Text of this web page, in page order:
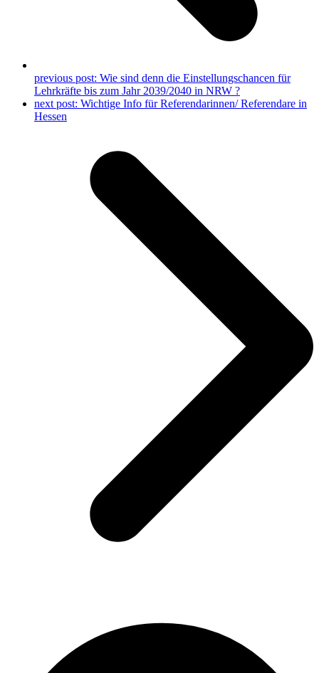
previous post: Wie sind denn die Einstellungschancen für
Lehrkräfte bis zum Jahr 2039/2040 in NRW ?
next post: Wichtige Info für Referendarinnen/ Referendare in
Hessen